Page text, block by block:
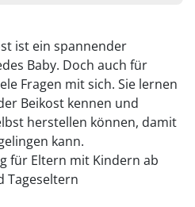
ist ein spannender
Baby. Doch auch für
Fragen mit sich. Sie lernen
Beikost kennen und
herstellen können, damit
kann.
für Eltern mit Kindern ab
Tageseltern